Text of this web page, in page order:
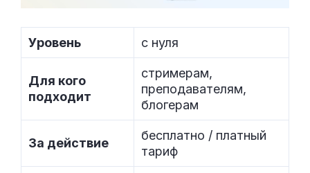
Уровень с нуля
Для кого
подходит
стримерам,
преподавателям,
блогерам
За действие
бесплатно / платный
тариф